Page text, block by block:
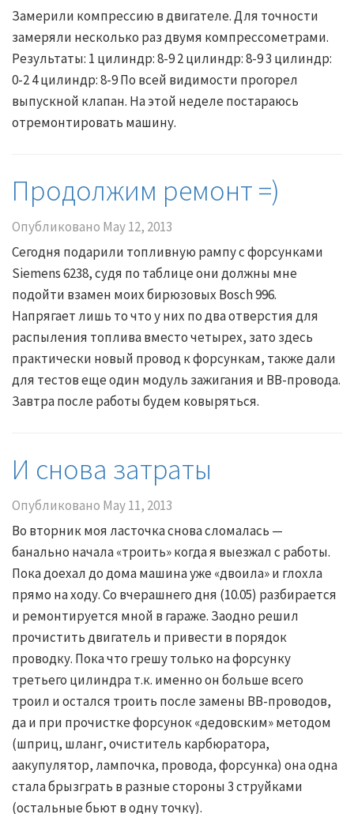
Замерили компрессию в двигателе. Для точности
замеряли несколько раз двумя компрессометрами.
Результаты: 1 цилиндр: 8-9 2 цилиндр: 8-9 3 цилиндр:
0-2 4 цилиндр: 8-9 По всей видимости прогорел
выпускной клапан. На этой неделе постараюсь
отремонтировать машину.
Продолжим ремонт =)
Опубликовано May 12, 2013
Сегодня подарили топливную рампу с форсунками
Siemens 6238, судя по таблице они должны мне
подойти взамен моих бирюзовых Bosch 996.
Напрягает лишь то что у них по два отверстия для
распыления топлива вместо четырех, зато здесь
практически новый провод к форсункам, также дали
для тестов еще один модуль зажигания и ВВ-провода.
Завтра после работы будем ковыряться.
И снова затраты
Опубликовано May 11, 2013
Во вторник моя ласточка снова сломалась —
банально начала «троить» когда я выезжал с работы.
Пока доехал до дома машина уже «двоила» и глохла
прямо на ходу. Со вчерашнего дня (10.05) разбирается
и ремонтируется мной в гараже. Заодно решил
прочистить двигатель и привести в порядок
проводку. Пока что грешу только на форсунку
третьего цилиндра т.к. именно он больше всего
троил и остался троить после замены ВВ-проводов,
да и при прочистке форсунок «дедовским» методом
(шприц, шланг, очиститель карбюратора,
аакупулятор, лампочка, провода, форсунка) она одна
стала брызграть в разные стороны 3 струйками
(остальные бьют в одну точку).